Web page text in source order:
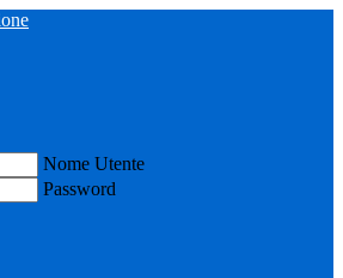
Nome Utente
Password